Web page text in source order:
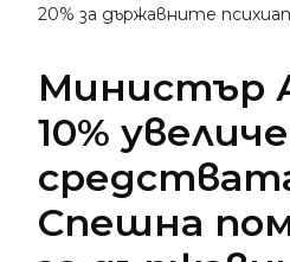
20% за държавните
Министър
10%
Спешна